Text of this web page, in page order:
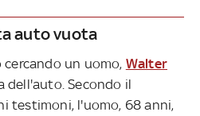
auto vuota
un uomo, Walter
dell'auto. Secondo il
testimoni, l'uomo, 68 anni,